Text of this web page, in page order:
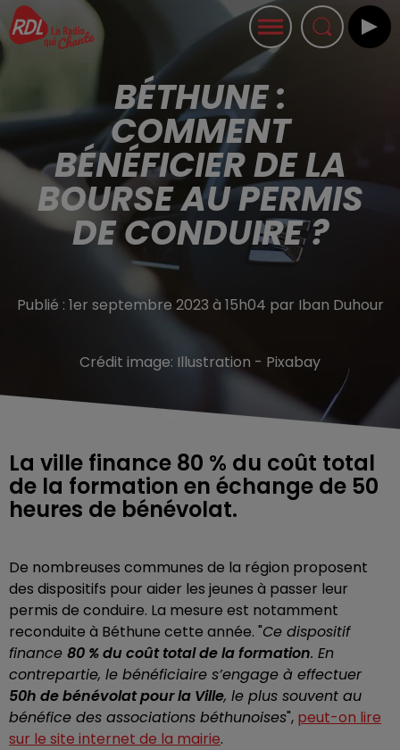
BÉTHUNE :
COMMENT
BÉNÉFICIER DE LA
BOURSE AU PERMIS
DE CONDUIRE ?
Publié : 1er septembre 2023 à 15h04 par Iban Duhour
Crédit image: Illustration - Pixabay
La ville finance 80 % du coût total
de la formation en échange de 50
heures de bénévolat.
De nombreuses communes de la région proposent
des dispositifs pour aider les jeunes à passer leur
permis de conduire. La mesure est notamment
reconduite à Béthune cette année. "Ce dispositif
finance 80 % du coût total de la formation. En
contrepartie, le bénéficiaire s’engage à effectuer
50h de bénévolat pour la Ville, le plus souvent au
bénéfice des associations béthunoises", peut-on lire
sur le site internet de la mairie.